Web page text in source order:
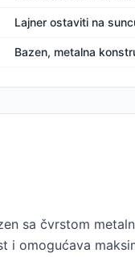
Lajner ostaviti na
Bazen, metalna
sa čvrstom
omogućava